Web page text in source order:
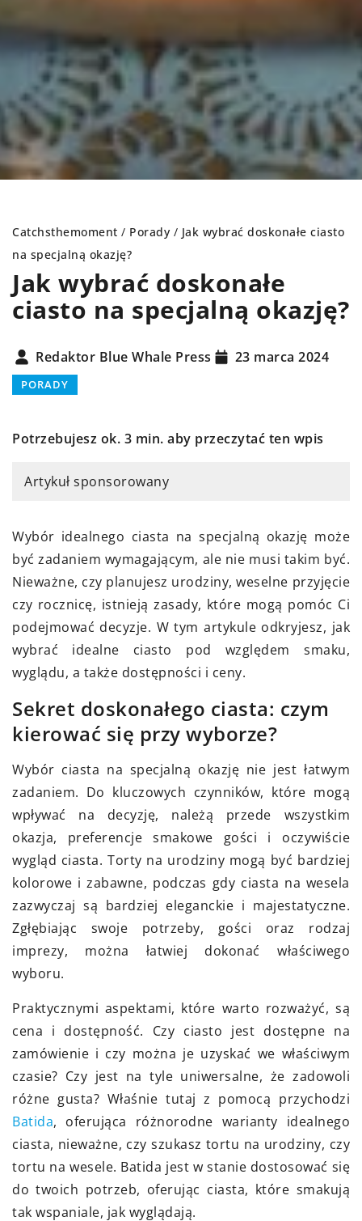
Catchsthemoment / Porady / Jak wybrać doskonałe ciasto
na specjalną okazję?
Jak wybrać doskonałe
ciasto na specjalną okazję?
Redaktor Blue Whale Press 23 marca 2024
PORADY
Potrzebujesz ok. 3 min. aby przeczytać ten wpis
Artykuł sponsorowany
Wybór idealnego ciasta na specjalną okazję może
być zadaniem wymagającym, ale nie musi takim być.
Nieważne, czy planujesz urodziny, weselne przyjęcie
czy rocznicę, istnieją zasady, które mogą pomóc Ci
podejmować decyzje. W tym artykule odkryjesz, jak
wybrać idealne ciasto pod względem smaku,
wyglądu, a także dostępności i ceny.
Sekret doskonałego ciasta: czym
kierować się przy wyborze?
Wybór ciasta na specjalną okazję nie jest łatwym
zadaniem. Do kluczowych czynników, które mogą
wpływać na decyzję, należą przede wszystkim
okazja, preferencje smakowe gości i oczywiście
wygląd ciasta. Torty na urodziny mogą być bardziej
kolorowe i zabawne, podczas gdy ciasta na wesela
zazwyczaj są bardziej eleganckie i majestatyczne.
Zgłębiając swoje potrzeby, gości oraz rodzaj
imprezy, można łatwiej dokonać właściwego
wyboru.
Praktycznymi aspektami, które warto rozważyć, są
cena i dostępność. Czy ciasto jest dostępne na
zamówienie i czy można je uzyskać we właściwym
czasie? Czy jest na tyle uniwersalne, że zadowoli
różne gusta? Właśnie tutaj z pomocą przychodzi
Batida, oferująca różnorodne warianty idealnego
ciasta, nieważne, czy szukasz tortu na urodziny, czy
tortu na wesele. Batida jest w stanie dostosować się
do twoich potrzeb, oferując ciasta, które smakują
tak wspaniale, jak wyglądają.